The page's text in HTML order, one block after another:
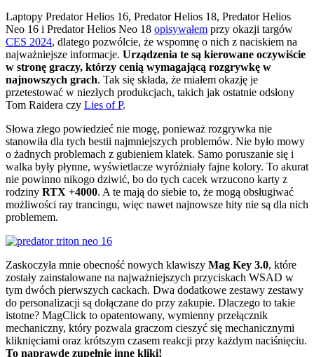
Laptopy Predator Helios 16, Predator Helios 18, Predator Helios
Neo 16 i Predator Helios Neo 18 opisywałem przy okazji targów
CES 2024, dlatego pozwólcie, że wspomnę o nich z naciskiem na
najważniejsze informacje. Urządzenia te są kierowane oczywiście
w stronę graczy, którzy cenią wymagającą rozgrywkę w
najnowszych grach. Tak się składa, że miałem okazję je
przetestować w niezłych produkcjach, takich jak ostatnie odsłony
Tom Raidera czy Lies of P.
Słowa złego powiedzieć nie mogę, ponieważ rozgrywka nie
stanowiła dla tych bestii najmniejszych problemów. Nie było mowy
o żadnych problemach z gubieniem klatek. Samo poruszanie się i
walka były płynne, wyświetlacze wyróżniały fajne kolory. To akurat
nie powinno nikogo dziwić, bo do tych cacek wrzucono karty z
rodziny RTX +4000. A te mają do siebie to, że mogą obsługiwać
możliwości ray trancingu, więc nawet najnowsze hity nie są dla nich
problemem.
Zaskoczyła mnie obecność nowych klawiszy Mag Key 3.0, które
zostały zainstalowane na najważniejszych przyciskach WSAD w
tym dwóch pierwszych cackach. Dwa dodatkowe zestawy zestawy
do personalizacji są dołączane do przy zakupie. Dlaczego to takie
istotne? MagClick to opatentowany, wymienny przełącznik
mechaniczny, który pozwala graczom cieszyć się mechanicznymi
kliknięciami oraz krótszym czasem reakcji przy każdym naciśnięciu.
To naprawdę zupełnie inne kliki!